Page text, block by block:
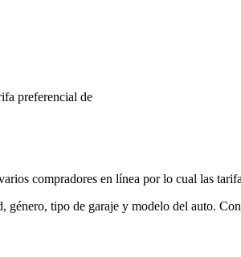
preferencial de
compradores en línea por lo cual las
género, tipo de garaje y modelo del auto.